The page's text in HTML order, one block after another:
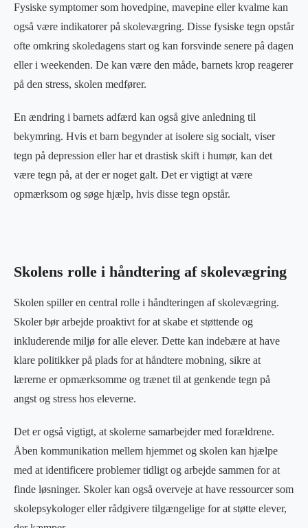
Fysiske symptomer som hovedpine, mavepine eller kvalme kan
også være indikatorer på skolevægring. Disse fysiske tegn opstår
ofte omkring skoledagens start og kan forsvinde senere på dagen
eller i weekenden. De kan være den måde, barnets krop reagerer
på den stress, skolen medfører.
En ændring i barnets adfærd kan også give anledning til
bekymring. Hvis et barn begynder at isolere sig socialt, viser
tegn på depression eller har et drastisk skift i humør, kan det
være tegn på, at der er noget galt. Det er vigtigt at være
opmærksom og søge hjælp, hvis disse tegn opstår.
Skolens rolle i håndtering af skolevægring
Skolen spiller en central rolle i håndteringen af skolevægring.
Skoler bør arbejde proaktivt for at skabe et støttende og
inkluderende miljø for alle elever. Dette kan indebære at have
klare politikker på plads for at håndtere mobning, sikre at
lærerne er opmærksomme og trænet til at genkende tegn på
angst og stress hos eleverne.
Det er også vigtigt, at skolerne samarbejder med forældrene.
Åben kommunikation mellem hjemmet og skolen kan hjælpe
med at identificere problemer tidligt og arbejde sammen for at
finde løsninger. Skoler kan også overveje at have ressourcer som
skolepsykologer eller rådgivere tilgængelige for at støtte elever,